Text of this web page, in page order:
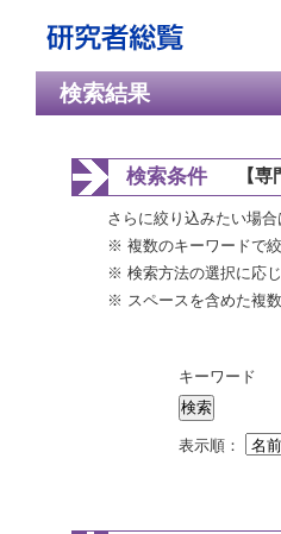
検索結果
検索条件 【
さらに絞り込みたい場
※ 複数のキーワードで
※ 検索方法の選択に応
※ スペースを含めた複
キーワード
表示順：